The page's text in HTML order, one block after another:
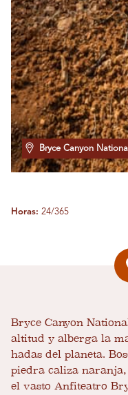
Bryce Canyon
Horas: 24/365
Bryce Canyon
altitud y alberga la
hadas del planeta.
piedra caliza
el vasto Anfiteatro